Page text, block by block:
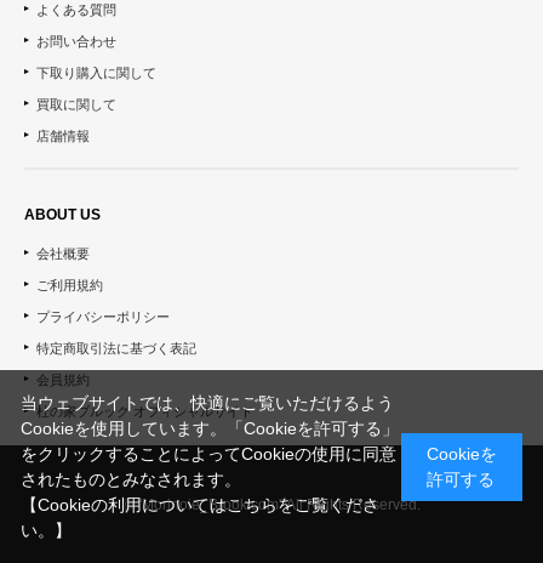
よくある質問
お問い合わせ
下取り購入に関して
買取に関して
店舗情報
ABOUT US
会社概要
ご利用規約
プライバシーポリシー
特定商取引法に基づく表記
会員規約
杜の家ブルック オフィシャルサイト
© "Morinoie_Brook.com" All Rights Reserved.
当ウェブサイトでは、快適にご覧いただけるよう
Cookieを使用しています。「Cookieを許可する」
をクリックすることによってCookieの使用に同意
されたものとみなされます。
【Cookieの利用についてはこちらをご覧くださ
い。】
Cookieを
許可する